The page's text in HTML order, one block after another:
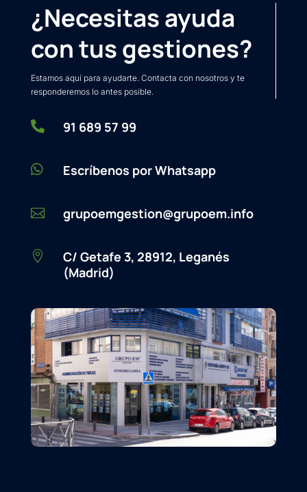
¿Necesitas ayuda
con tus gestiones?
Estamos aquí para ayudarte. Contacta con nosotros y te
responderemos lo antes posible.
 91 689 57 99
 Escríbenos por Whatsapp
 grupoemgestion@grupoem.info

C/ Getafe 3, 28912, Leganés
(Madrid)